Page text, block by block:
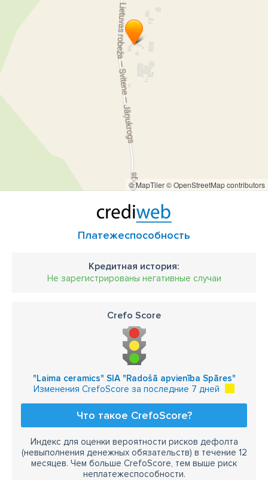
© MapTiler© OpenStreetMap contributors
Платежеспособность
Кредитная история:
Не зарегистрированы негативные случаи
Crefo Score
"Laima ceramics" SIA "Radošā apvienība Spāres"
Изменения CrefoScore за последние 7 дней
Что такое CrefoScore?
Индекс для оценки вероятности рисков дефолта
(невыполнения денежных обязательств) в течение 12
месяцев. Чем больше CrefoScore, тем выше риск
неплатежеспособности.